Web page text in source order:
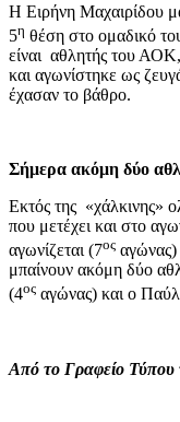
Η Ειρήνη Μαχαιρίδου
5η θέση στο ομαδικό
είναι αθλητής του
και αγωνίστηκε ως
έχασαν το βάθρο.
Σήμερα ακόμη δύο
Εκτός της «χάλκινης»
που μετέχει και στο
αγωνίζεται (7ος αγώνας)
μπαίνουν ακόμη δύο
(4ος αγώνας) και ο
Από το Γραφείο